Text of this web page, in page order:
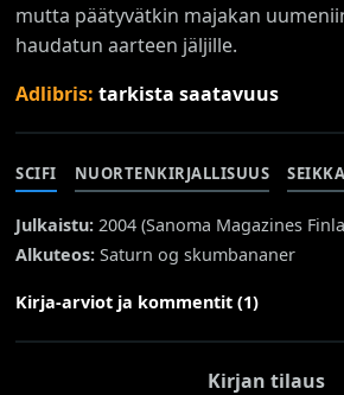
mutta päätyvätkin majakan
haudatun aarteen jäljille.
Adlibris:tarkista saatavuus
SCIFI NUORTENKIRJALLISUUS
Julkaistu: 2004 (Sanoma Magazines
Alkuteos: Saturn og skumbananer
Kirja-arviot ja kommentit (1)
Kirjan tilaus